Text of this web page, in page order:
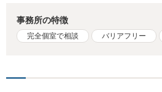
事務所の特徴
完全個室で相談 バリアフリー